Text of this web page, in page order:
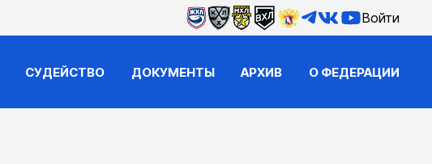
Войти
СУДЕЙСТВО ДОКУМЕНТЫ АРХИВ О ФЕДЕРАЦИИ